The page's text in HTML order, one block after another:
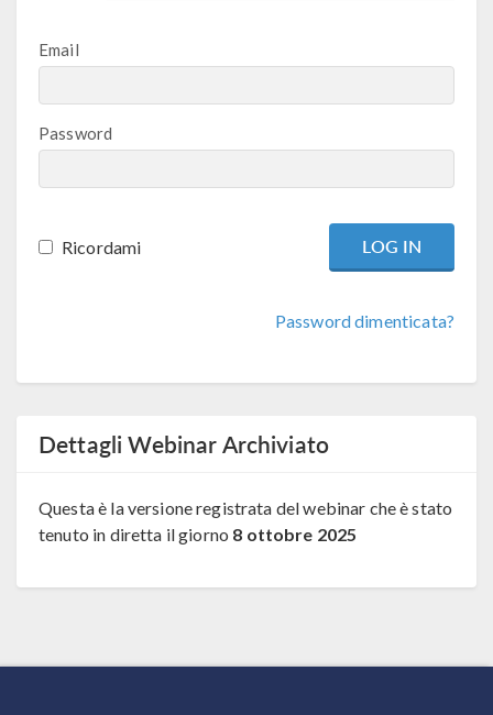
Email
Password
Ricordami
Password dimenticata?
Dettagli Webinar Archiviato
Questa è la versione registrata del webinar che è stato
tenuto in diretta il giorno 8 ottobre 2025